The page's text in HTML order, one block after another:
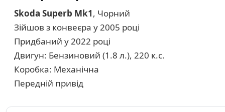
Skoda Superb Mk1, Чорний
Зійшов з конвеєра у 2005 році
Придбаний у 2022 році
Двигун: Бензиновий (1.8 л.), 220 к.с.
Коробка: Механічна
Передній привід